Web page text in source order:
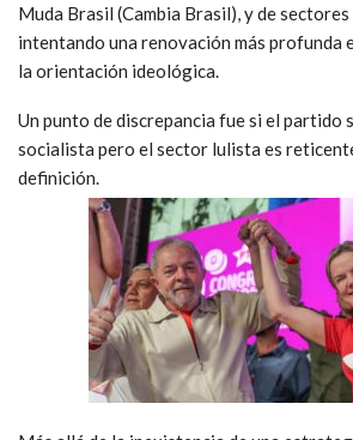
Muda Brasil (Cambia Brasil), y de
intentando una renovación más profunda
la orientación ideológica.
Un punto de discrepancia fue si el partido
socialista pero el sector lulista es
definición.